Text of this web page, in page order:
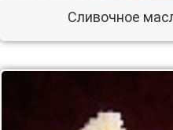
Сливочное